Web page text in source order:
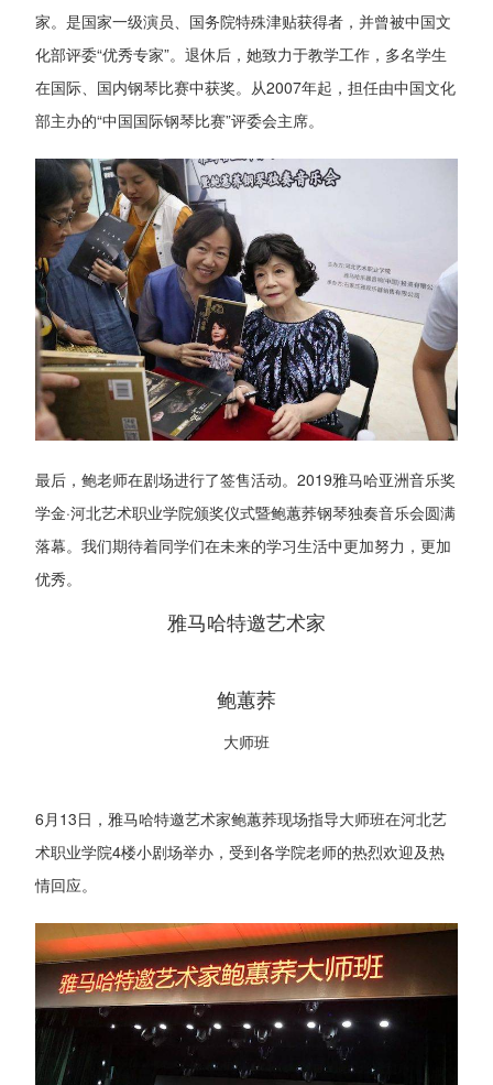
家。是国家一级演员、国务院特殊津贴获得者，并曾被中国文
化部评委“优秀专家”。退休后，她致力于教学工作，多名学生
在国际、国内钢琴比赛中获奖。从2007年起，担任由中国文化
部主办的“中国国际钢琴比赛”评委会主席。
最后，鲍老师在剧场进行了签售活动。2019雅马哈亚洲音乐奖
学金·河北艺术职业学院颁奖仪式暨鲍蕙荞钢琴独奏音乐会圆满
落幕。我们期待着同学们在未来的学习生活中更加努力，更加
优秀。
雅马哈特邀艺术家
鲍蕙荞
大师班
6月13日，雅马哈特邀艺术家鲍蕙荞现场指导大师班在河北艺
术职业学院4楼小剧场举办，受到各学院老师的热烈欢迎及热
情回应。